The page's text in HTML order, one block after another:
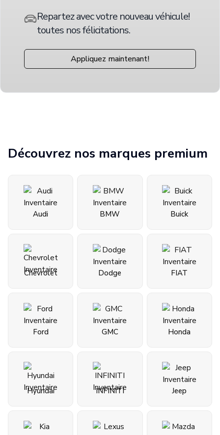
Repartez avec votre nouveau véhicule!
toutes nos félicitations.
Appliquez maintenant!
Découvrez nos marques premium
Audi BMW Buick
Chevrolet Dodge FIAT
Ford GMC Honda
Hyundai INFINITI Jeep